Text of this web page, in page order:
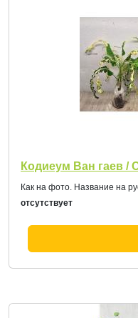
Кодиеум Ван гаев /
Как на фото. Название на
отсутствует